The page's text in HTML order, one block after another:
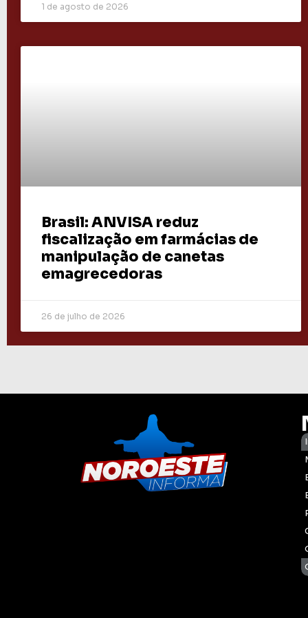
1 de agosto de 2026
Brasil: ANVISA reduz
fiscalização em farmácias de
manipulação de canetas
emagrecedoras
26 de julho de 2026